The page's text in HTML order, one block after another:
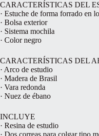
CARACTERÍSTICAS DEL
· Estuche de forma forrado en
· Bolsa exterior
· Sistema mochila
· Color negro
CARACTERÍSTICAS DEL
· Arco de estudio
· Madera de Brasil
· Vara redonda
· Nuez de ébano
INCLUYE
· Resina de estudio
· Dos correas para colgar tipo